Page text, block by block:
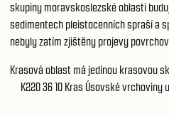
skupiny moravskoslezské oblasti
sedimentech pleistocenních spraší a
nebyly zatím zjištěny projevy
Krasová oblast má jedinou krasovou
K220 36 10 Kras Úsovské vrchoviny